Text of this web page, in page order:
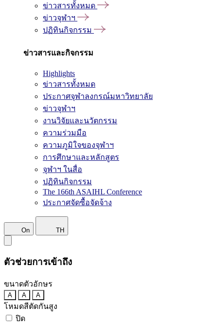
ข่าวสารทั้งหมด
ข่าวจุฬาฯ
ปฏิทินกิจกรรม
ข่าวสารและกิจกรรม
Highlights
ข่าวสารทั้งหมด
ประกาศจุฬาลงกรณ์มหาวิทยาลัย
ข่าวจุฬาฯ
งานวิจัยและนวัตกรรม
ความร่วมมือ
ความภูมิใจของจุฬาฯ
การศึกษาและหลักสูตร
จุฬาฯ ในสื่อ
ปฏิทินกิจกรรม
The 166th ASAIHL Conference
ประกาศจัดซื้อจัดจ้าง
On TH
ตัวช่วยการเข้าถึง
ขนาดตัวอักษร
A A A
โหมดสีตัดกันสูง
ปิด